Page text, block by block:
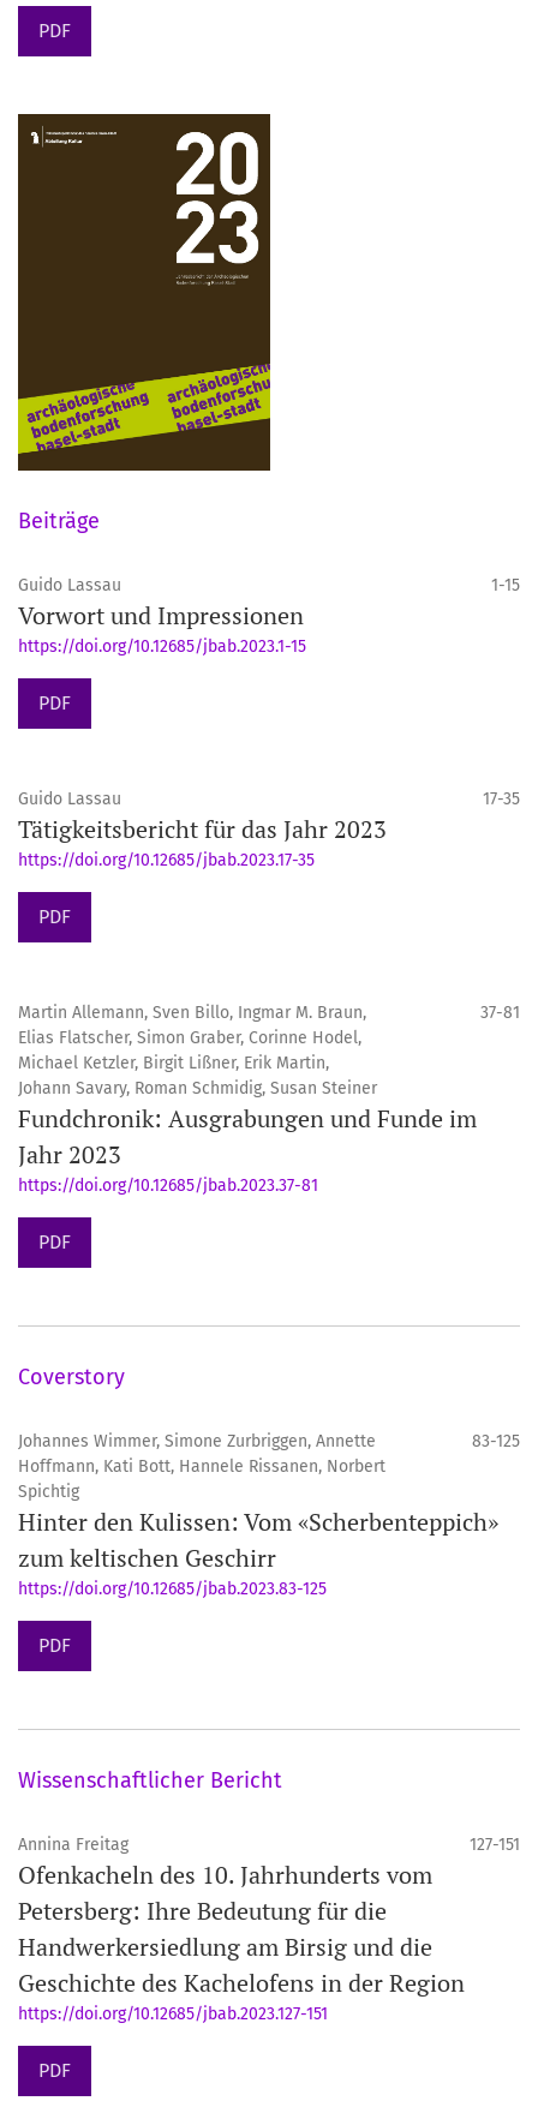
PDF
Beiträge
Guido Lassau 1-15
Vorwort und Impressionen
https://doi.org/10.12685/jbab.2023.1-15
PDF
Guido Lassau 17-35
Tätigkeitsbericht für das Jahr 2023
https://doi.org/10.12685/jbab.2023.17-35
PDF
Martin Allemann, Sven Billo, Ingmar M. Braun,
Elias Flatscher, Simon Graber, Corinne Hodel,
Michael Ketzler, Birgit Lißner, Erik Martin,
Johann Savary, Roman Schmidig, Susan Steiner
37-81
Fundchronik: Ausgrabungen und Funde im
Jahr 2023
https://doi.org/10.12685/jbab.2023.37-81
PDF
Coverstory
Johannes Wimmer, Simone Zurbriggen, Annette
Hoffmann, Kati Bott, Hannele Rissanen, Norbert
Spichtig
83-125
Hinter den Kulissen: Vom «Scherbenteppich»
zum keltischen Geschirr
https://doi.org/10.12685/jbab.2023.83-125
PDF
Wissenschaftlicher Bericht
Annina Freitag 127-151
Ofenkacheln des 10. Jahrhunderts vom
Petersberg: Ihre Bedeutung für die
Handwerkersiedlung am Birsig und die
Geschichte des Kachelofens in der Region
https://doi.org/10.12685/jbab.2023.127-151
PDF